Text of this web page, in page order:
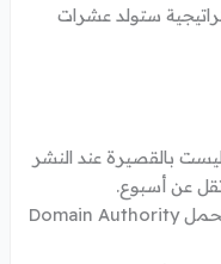
ستولد عشرات
بالقصيرة عند النشر
عن أسبوع.
ركز على المواقع الموثوقة التي تحمل Domain Authority